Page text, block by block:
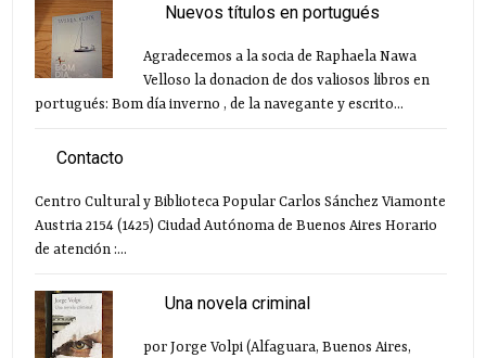
Nuevos títulos en portugués
Agradecemos a la socia de Raphaela Nawa
Velloso la donacion de dos valiosos libros en
portugués: Bom día inverno , de la navegante y escrito...
Contacto
Centro Cultural y Biblioteca Popular Carlos Sánchez Viamonte
Austria 2154 (1425) Ciudad Autónoma de Buenos Aires Horario
de atención :...
Una novela criminal
por Jorge Volpi (Alfaguara, Buenos Aires,